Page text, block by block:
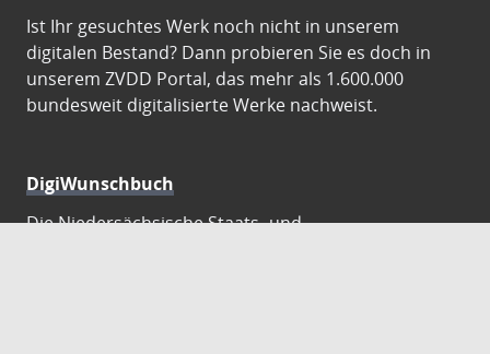
Ist Ihr gesuchtes Werk noch nicht in unserem
digitalen Bestand? Dann probieren Sie es doch in
unserem ZVDD Portal, das mehr als 1.600.000
bundesweit digitalisierte Werke nachweist.
DigiWunschbuch
Die Niedersächsische Staats- und